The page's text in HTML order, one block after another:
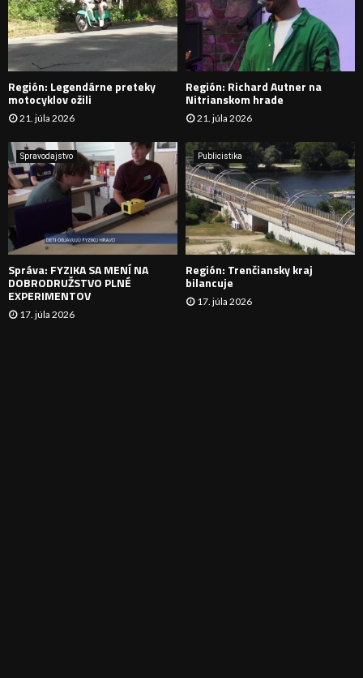
D
A
N
I
E
Región: Legendárne preteky
motocyklov ožili
21. júla 2026
Región: Richard Autner na
Nitrianskom hrade
21. júla 2026
Spravodajstvo
Správa: FYZIKA SA MENÍ NA
DOBRODRUŽSTVO PLNÉ
EXPERIMENTOV
17. júla 2026
Publicistika
Región: Trenčiansky kraj
bilancuje
17. júla 2026